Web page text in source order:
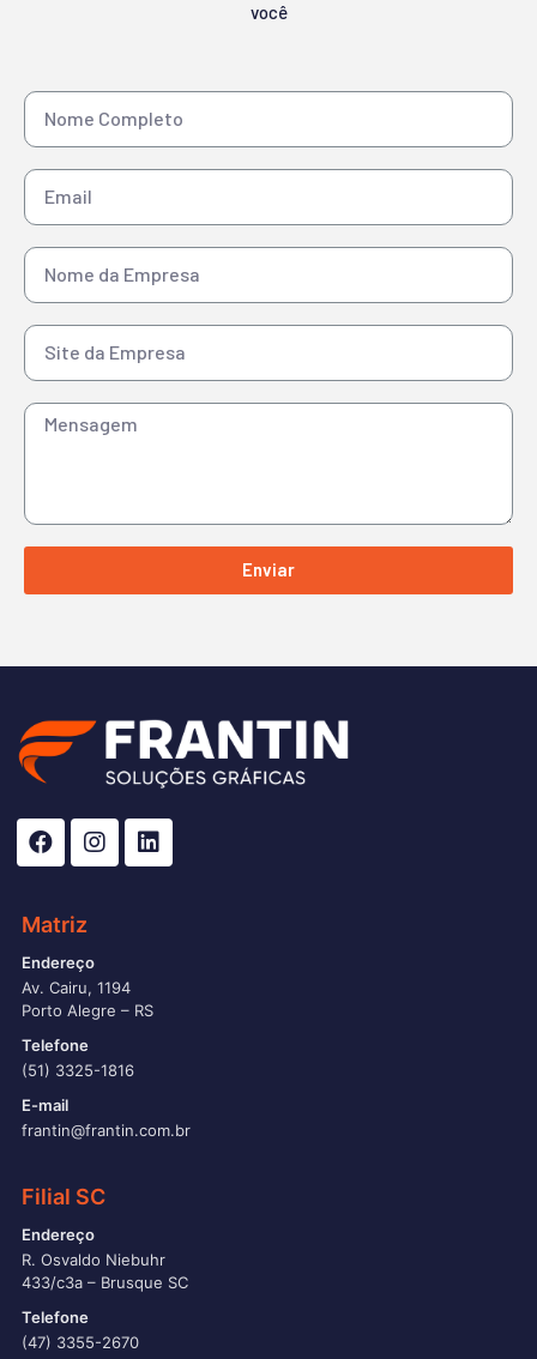
você
Enviar
Matriz
Endereço
Av. Cairu, 1194
Porto Alegre – RS
Telefone
(51) 3325-1816
E-mail
frantin@frantin.com.br
Filial SC
Endereço
R. Osvaldo Niebuhr
433/c3a – Brusque SC
Telefone
(47) 3355-2670